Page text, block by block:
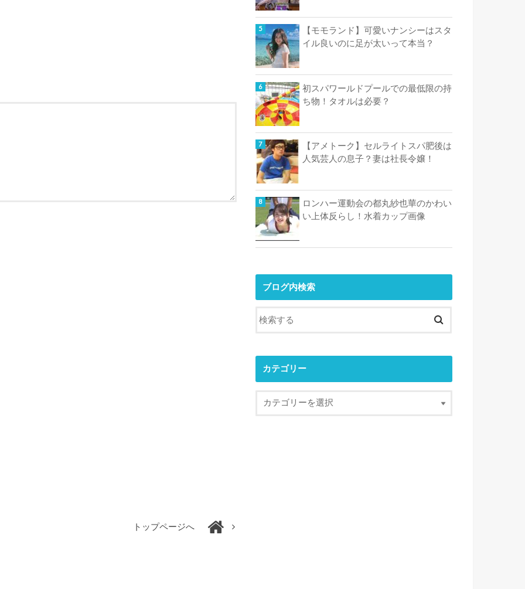
トップページへ
【モモランド】可愛いナンシーはスタ
イル良いのに足が太いって本当？
初スパワールドプールでの最低限の持
ち物！タオルは必要？
【アメトーク】セルライトスパ肥後は
人気芸人の息子？妻は社長令嬢！
ロンハー運動会の都丸紗也華のかわい
い上体反らし！水着カップ画像
ブログ内検索
カテゴリー